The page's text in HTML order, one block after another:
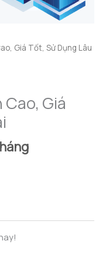
Giá Tốt, Sử Dụng Lâu
Giá
₫